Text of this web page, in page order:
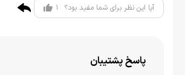
آیا این نظر برای شما مفید بود؟ 1
پاسخ پشتیبان